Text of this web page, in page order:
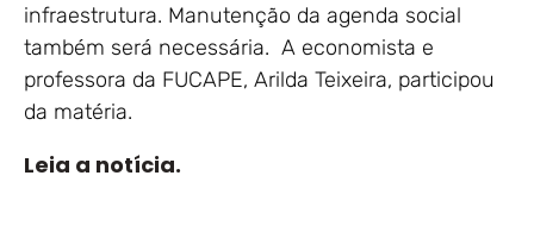
infraestrutura. Manutenção da agenda social
também será necessária. A economista e
professora da FUCAPE, Arilda Teixeira, participou
da matéria.
Leia a notícia.